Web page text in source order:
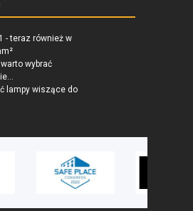
- teraz również w
wybrać
lampy wiszące do